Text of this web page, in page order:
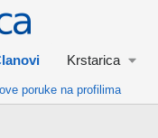
Krstarica
poruke na profilima